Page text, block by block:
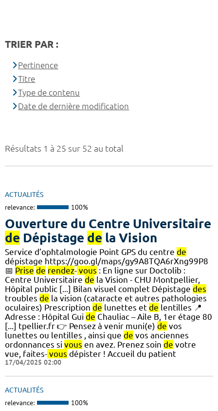
Résultats 1 à 25 sur 52 au total
ACTUALITÉS
relevance: 100%
Ouverture du Centre Universitaire
de Dépistage de la Vision
Service d’ophtalmologie Point GPS du centre de
dépistage https://goo.gl/maps/gy9A8TQA6rXng99P8
📅 Prise de rendez- vous : En ligne sur Doctolib :
Centre Universitaire de la Vision - CHU Montpellier,
Hôpital public [...] Bilan visuel complet Dépistage des
troubles de la vision (cataracte et autres pathologies
oculaires) Prescription de lunettes et de lentilles 📍
Adresse : Hôpital Gui de Chauliac – Aile B, 1er étage 80
[...] tpellier.fr 👉 Pensez à venir muni(e) de vos
lunettes ou lentilles , ainsi que de vos anciennes
ordonnances si vous en avez. Prenez soin de votre
vue, faites- vous dépister ! Accueil du patient
17/04/2025 02:00
ACTUALITÉS
relevance: 100%
TRIER PAR :
Pertinence
Titre
Type de contenu
Date de dernière modification